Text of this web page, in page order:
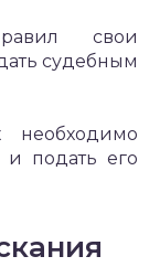
свои
судебным
необходимо
и подать его